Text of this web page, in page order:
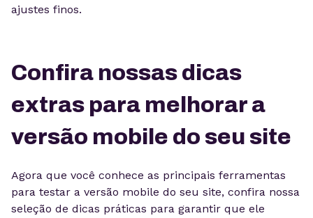
ajustes finos.
Confira nossas dicas
extras para melhorar a
versão mobile do seu site
Agora que você conhece as principais ferramentas
para testar a versão mobile do seu site, confira nossa
seleção de dicas práticas para garantir que ele